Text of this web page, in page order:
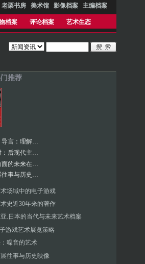
老栗书房 美术馆 影像档案 主编档案
档案 评论档案 艺术生态
推荐
（不存在的）导言：理解媒介理论
冯博一的策展往事与历史映像
场域中的电子游戏
史近30年来的著作
.日本的当代与未来艺术档案
子游戏艺术展览策略
噪音的艺术
往事与历史映像